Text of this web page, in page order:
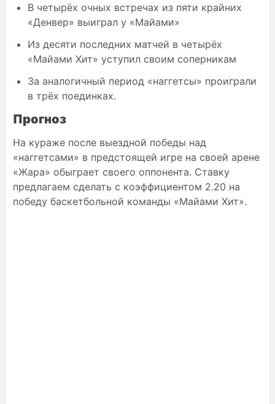
В четырёх очных встречах из пяти крайних
«Денвер» выиграл у «Майами»
Из десяти последних матчей в четырёх
«Майами Хит» уступил своим соперникам
За аналогичный период «наггетсы» проиграли
в трёх поединках.
Прогноз
На кураже после выездной победы над
«наггетсами» в предстоящей игре на своей арене
«Жара» обыграет своего оппонента. Ставку
предлагаем сделать с коэффициентом 2.20 на
победу баскетбольной команды «Майами Хит».